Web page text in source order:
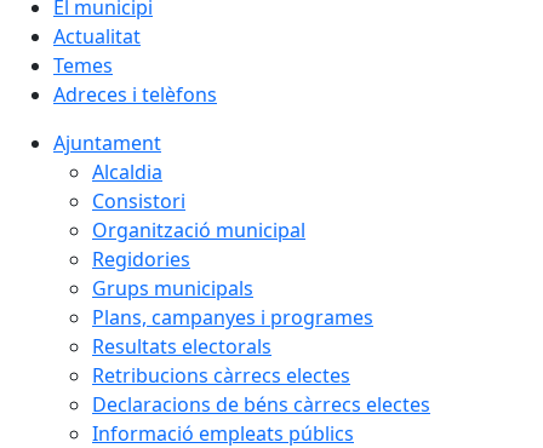
El municipi
Actualitat
Temes
Adreces i telèfons
Ajuntament
Alcaldia
Consistori
Organització municipal
Regidories
Grups municipals
Plans, campanyes i programes
Resultats electorals
Retribucions càrrecs electes
Declaracions de béns càrrecs electes
Informació empleats públics